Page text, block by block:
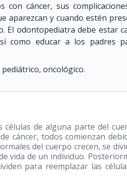
con cáncer, sus
aparezcan y cuando estén
El odontopediatra debe estar
como educar a los padres
oncológico.
de alguna parte del
cáncer, todos comienzan
del cuerpo crecen, se
vida de un individuo.
para reemplazar las